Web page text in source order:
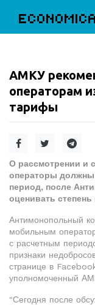
ECONOMICA
АМКУ
операторам
тарифы
О рассмотрении и
операторы
период, после
оценивать
Антимонопольный
мобильным
с расчетным
признаки
странице в
уполномоченный
"Сегодня после